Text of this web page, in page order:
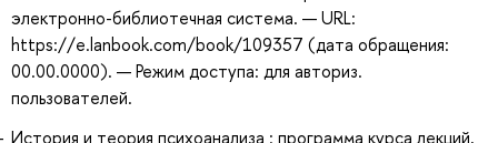
электронно-библиотечная система. — URL:
https://e.lanbook.com/book/109357 (дата обращения:
00.00.0000). — Режим доступа: для авториз.
пользователей.
История и теория психоанализа : программа курса лекций,